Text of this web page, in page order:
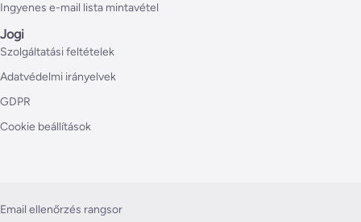
Ingyenes e-mail lista mintavétel
Jogi
Szolgáltatási feltételek
Adatvédelmi irányelvek
GDPR
Cookie beállítások
Email ellenőrzés rangsor